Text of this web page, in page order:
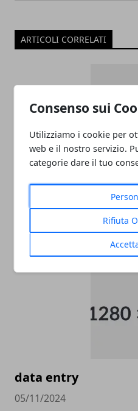
Consenso sui
Utilizziamo i cookie per
web e il nostro servizio.
categorie dare il tuo
Rifiuta
ARTICOLI CORRELATI
ADDETTO/A ALLE
ABBIGLIAMENTO
CATEGORIE
data entry
05/11/2024